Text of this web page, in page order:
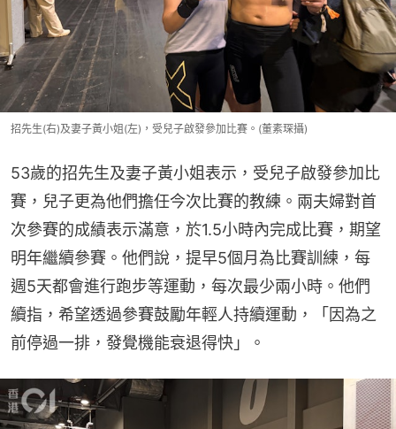
招先生(右)及妻子黃小姐(左)，受兒子啟發參加比賽。(董素琛攝)
53歲的招先生及妻子黃小姐表示，受兒子啟發參加比
賽，兒子更為他們擔任今次比賽的教練。兩夫婦對首
次參賽的成績表示滿意，於1.5小時內完成比賽，期望
明年繼續參賽。他們說，提早5個月為比賽訓練，每
週5天都會進行跑步等運動，每次最少兩小時。他們
續指，希望透過參賽鼓勵年輕人持續運動，「因為之
前停過一排，發覺機能衰退得快」。